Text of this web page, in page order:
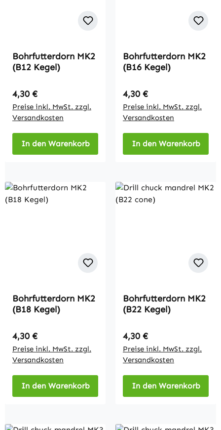
Bohrfutterdorn MK2
(B12 Kegel)
Regulärer Preis:
4,30 €
Preise inkl. MwSt. zzgl.
Versandkosten
In den Warenkorb
Bohrfutterdorn MK2
(B16 Kegel)
Regulärer Preis:
4,30 €
Preise inkl. MwSt. zzgl.
Versandkosten
In den Warenkorb
Bohrfutterdorn MK2
(B18 Kegel)
Regulärer Preis:
4,30 €
Preise inkl. MwSt. zzgl.
Versandkosten
In den Warenkorb
Bohrfutterdorn MK2
(B22 Kegel)
Regulärer Preis:
4,30 €
Preise inkl. MwSt. zzgl.
Versandkosten
In den Warenkorb